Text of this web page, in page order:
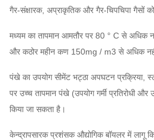
गैर-संक्षारक, अप्राकृतिक और गैर-चिपचिपा गैसों
मध्यम का तापमान आमतौर पर 80 ° C से अधिक
और कठोर महीन कण 150mg / m3 से अधिक
पंखे का उपयोग सीमेंट भट्ठा अपघटन प्रक्रिया,
पर उच्च तापमान पंखे (उपयोग गर्मी प्रतिरोधी और
किया जा सकता है।
केन्द्रापसारक प्रशंसक औद्योगिक बॉयलर में लागू